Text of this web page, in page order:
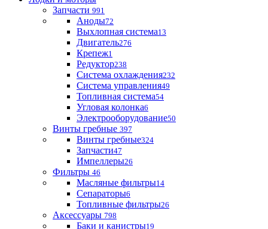
Запчасти 991
Аноды72
Выхлопная система13
Двигатель276
Крепеж1
Редуктор238
Система охлаждения232
Система управления49
Топливная система54
Угловая колонка6
Электрооборудование50
Винты гребные 397
Винты гребные324
Запчасти47
Импеллеры26
Фильтры 46
Масляные фильтры14
Сепараторы6
Топливные фильтры26
Аксессуары 798
Баки и канистры19